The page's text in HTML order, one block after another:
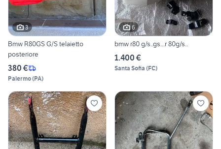
3
Bmw R80GS G/S telaietto
posteriore
380 €
Palermo(PA)
6
bmw r80 g/s..gs...r 80g/s..
1.400 €
Santa Sofia (FC)